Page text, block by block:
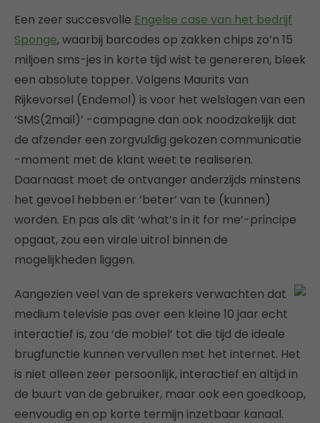
Een zeer succesvolle Engelse case van het bedrijf
Sponge, waarbij barcodes op zakken chips zo’n 15
miljoen sms-jes in korte tijd wist te genereren, bleek
een absolute topper. Volgens Maurits van
Rijkevorsel (Endemol) is voor het welslagen van een
‘SMS(2mail)’ -campagne dan ook noodzakelijk dat
de afzender een zorgvuldig gekozen communicatie
-moment met de klant weet te realiseren.
Daarnaast moet de ontvanger anderzijds minstens
het gevoel hebben er ‘beter’ van te (kunnen)
worden. En pas als dit ‘what’s in it for me’-principe
opgaat, zou een virale uitrol binnen de
mogelijkheden liggen.
Aangezien veel van de sprekers verwachten dat
medium televisie pas over een kleine 10 jaar echt
interactief is, zou ‘de mobiel’ tot die tijd de ideale
brugfunctie kunnen vervullen met het internet. Het
is niet alleen zeer persoonlijk, interactief en altijd in
de buurt van de gebruiker, maar ook een goedkoop,
eenvoudig en op korte termijn inzetbaar kanaal.